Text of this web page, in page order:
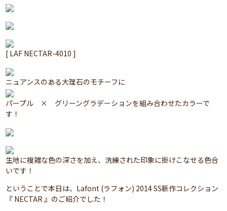
[ LAF NECTAR-4010 ]
ニュアンスのある大理石のモチーフに
パープル × グリーングラデーションを組み合わせたカラーで
す！
生地に複雑な色の深さを加え、洗練された印象に掛けこなせる色合
いです！
ということで本日は、Lafont (ラフォン) 2014 SS新作コレクション
『 NECTAR 』のご紹介でした！